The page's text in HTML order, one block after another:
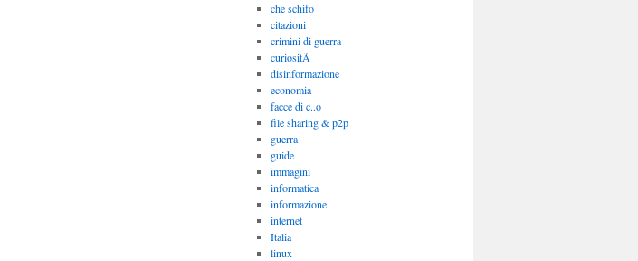
che schifo
citazioni
crimini di guerra
curiositÃ
disinformazione
economia
facce di c..o
file sharing & p2p
guerra
guide
immagini
informatica
informazione
internet
Italia
linux